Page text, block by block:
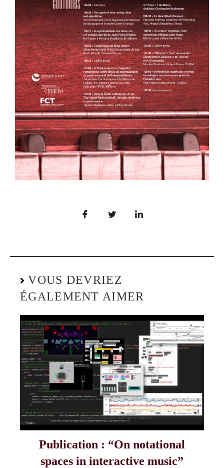
VOUS DEVRIEZ
ÉGALEMENT AIMER
Publication : “On notational
spaces in interactive music”